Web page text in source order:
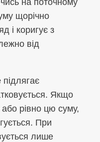
щорічно
і коригує з
від
Якщо
рівно цю суму,
При
лише